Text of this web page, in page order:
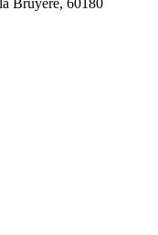
Bruyere, 60180